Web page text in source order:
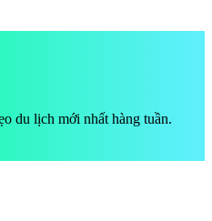
du lịch mới nhất hàng tuần.